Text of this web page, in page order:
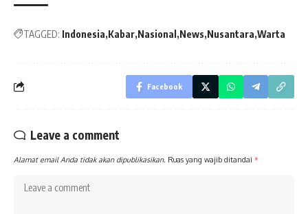
TAGGED: Indonesia Kabar Nasional News Nusantara Warta
Facebook
Leave a comment
Alamat email Anda tidak akan dipublikasikan. Ruas yang wajib ditandai *